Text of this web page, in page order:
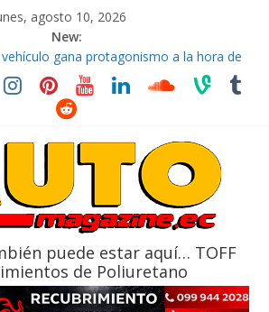
agosto 10, 2026
New:
Bolden para cubrir las rutas de La
vehículo gana protagonismo a la hora de
tu vehículo si permanece varios días sin
2026, edición 47ª, recorre 7 provincias en 8
puede estar aquí… TOFF
de Poliuretano